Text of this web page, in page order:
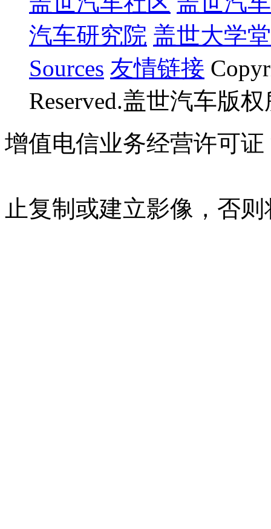
汽车研究院 盖世大学堂
Sources 友情链接
Reserved.盖世汽车版
增值电信业务经营许可证
止复制或建立影像，否